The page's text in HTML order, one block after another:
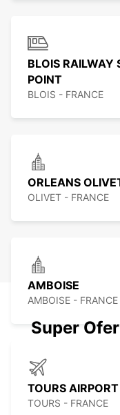
BLOIS RAILWAY
POINT
BLOIS - FRANCE
ORLEANS
OLIVET - FRANCE
AMBOISE
AMBOISE - FRANCE
TOURS AIRPORT
TOURS - FRANCE
Super